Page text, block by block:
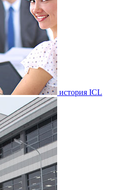
история ICL